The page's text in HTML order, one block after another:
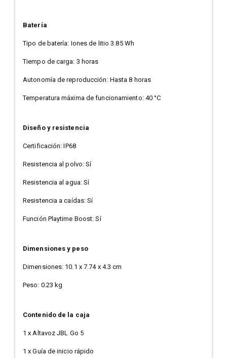
Batería
Tipo de batería: Iones de litio 3.85 Wh
Tiempo de carga: 3 horas
Autonomía de reproducción: Hasta 8 horas
Temperatura máxima de funcionamiento: 40 °C
Diseño y resistencia
Certificación: IP68
Resistencia al polvo: Sí
Resistencia al agua: Sí
Resistencia a caídas: Sí
Función Playtime Boost: Sí
Dimensiones y peso
Dimensiones: 10.1 x 7.74 x 4.3 cm
Peso: 0.23 kg
Contenido de la caja
1 x Altavoz JBL Go 5
1 x Guía de inicio rápido